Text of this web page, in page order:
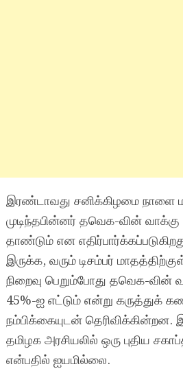
இரண்டாவது சனிக்கிழமை நாளை
முடிந்தபின்னர் தவெக-வின்
தாண்டும் என
இருக்க, வரும் டிசம்பர்
நிறைவு பெறும்போது தவெக-வின்
45%-ஐ எட்டும் என்று கருத்துக்
நம்பிக்கையுடன்
தமிழக அரசியலில் ஒரு புதிய
என்பதில் ஐயமில்லை.